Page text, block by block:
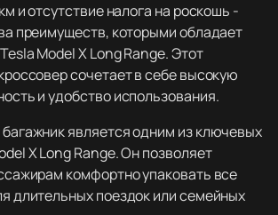
и отсутствие налога на роскошь -
преимуществ, которыми обладает
Model X Long Range. Этот
сочетает в себе высокую
и удобство использования.
является одним из ключевых
X Long Range. Он позволяет
комфортно упаковать все
длительных поездок или семейных